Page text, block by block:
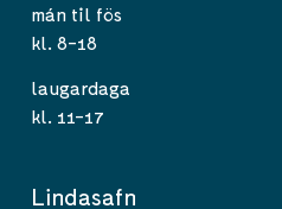
mán til fös
kl. 8-18
laugardaga
kl. 11-17
Lindasafn